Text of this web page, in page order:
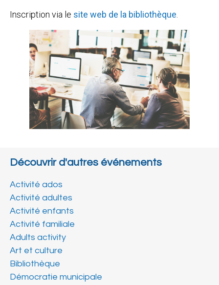
Inscription via le site web de la bibliothèque.
Découvrir d'autres événements
Activité ados
Activité adultes
Activité enfants
Activité familiale
Adults activity
Art et culture
Bibliothèque
Démocratie municipale